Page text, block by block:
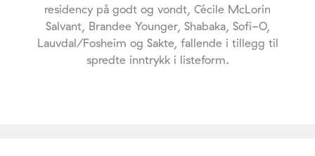
residency på godt og vondt, Cécile McLorin
Salvant, Brandee Younger, Shabaka, Sofi-O,
Lauvdal/Fosheim og Sakte, fallende i tillegg til
spredte inntrykk i listeform.